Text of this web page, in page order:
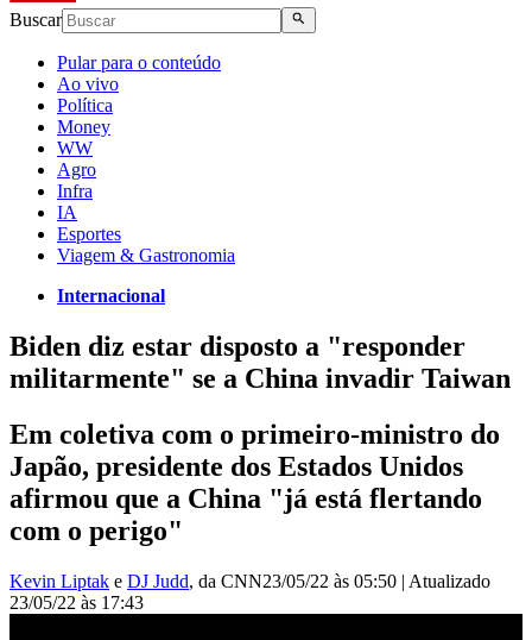
Buscar
Pular para o conteúdo
Ao vivo
Política
Money
WW
Agro
Infra
IA
Esportes
Viagem & Gastronomia
Internacional
Biden diz estar disposto a "responder
militarmente" se a China invadir Taiwan
Em coletiva com o primeiro-ministro do
Japão, presidente dos Estados Unidos
afirmou que a China "já está flertando
com o perigo"
Kevin Liptak e DJ Judd, da CNN23/05/22 às 05:50 | Atualizado
23/05/22 às 17:43